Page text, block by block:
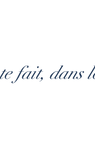
fait, dans